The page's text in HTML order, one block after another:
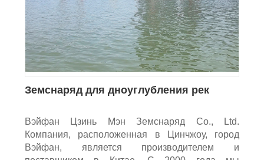
Земснаряд для дноуглубления рек
Вэйфан Цзинь Мэн Земснаряд Co., Ltd.
Компания, расположенная в Цинчжоу, город
Вэйфан, является производителем и